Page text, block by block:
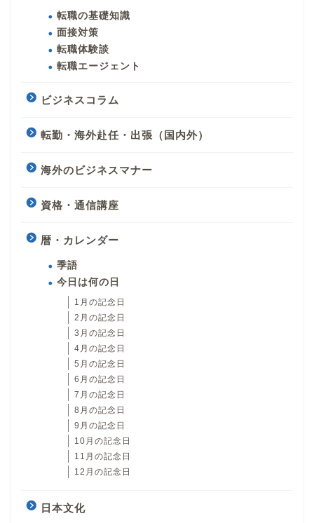
転職の基礎知識
面接対策
転職体験談
転職エージェント
ビジネスコラム
転勤・海外赴任・出張（国内外）
海外のビジネスマナー
資格・通信講座
暦・カレンダー
季語
今日は何の日
1月の記念日
2月の記念日
3月の記念日
4月の記念日
5月の記念日
6月の記念日
7月の記念日
8月の記念日
9月の記念日
10月の記念日
11月の記念日
12月の記念日
日本文化